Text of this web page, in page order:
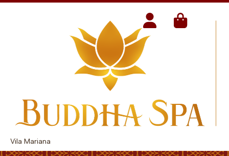
Vila Mariana